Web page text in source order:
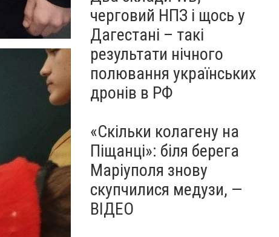
черговий НПЗ і щось у
Дагестані – такі
результати нічного
полювання українських
дронів в РФ
«Скільки колагену на
Піщанці»: біля берега
Маріуполя знову
скупчилися медузи, —
ВІДЕО